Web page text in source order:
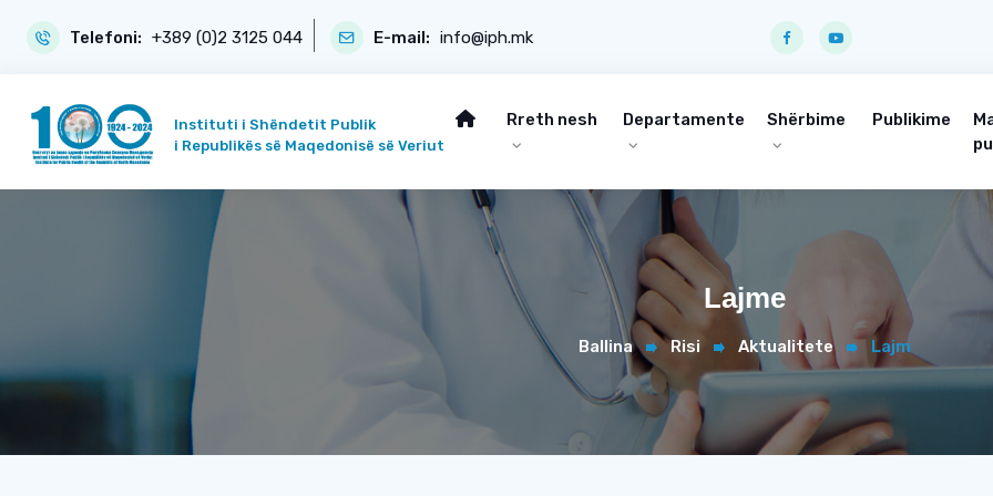
Telefoni: +389 (0)2 3125 044 E-mail: info@iph.mk
Instituti i Shëndetit Publik
i Republikës së Maqedonisë së Veriut
Rreth nesh Departamente Shërbime Publikime
Lajme
Ballina Risi Aktualitete Lajm